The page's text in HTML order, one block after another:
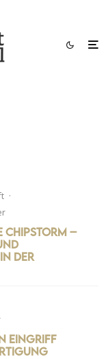
·
Chipstorm –
der
Eingriff